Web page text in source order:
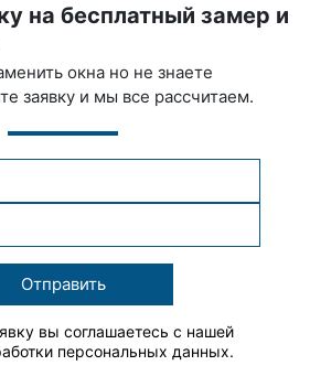
на бесплатный замер и
окна но не знаете
заявку и мы все рассчитаем.
Отправить
вы соглашаетесь с нашей
персональных данных.